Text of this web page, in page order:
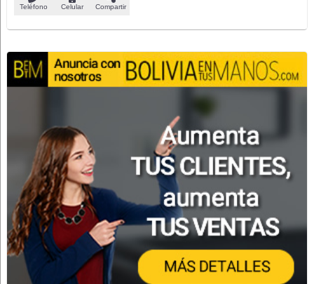
Teléfono Celular Compartir